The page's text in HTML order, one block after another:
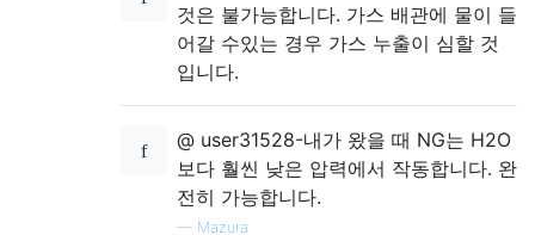
것은 불가능합니다. 가스 배관에 물이 들
어갈 수있는 경우 가스 누출이 심할 것
입니다.
@ user31528-내가 왔을 때 NG는 H2O
보다 훨씬 낮은 압력에서 작동합니다. 완
전히 가능합니다.
— Mazura